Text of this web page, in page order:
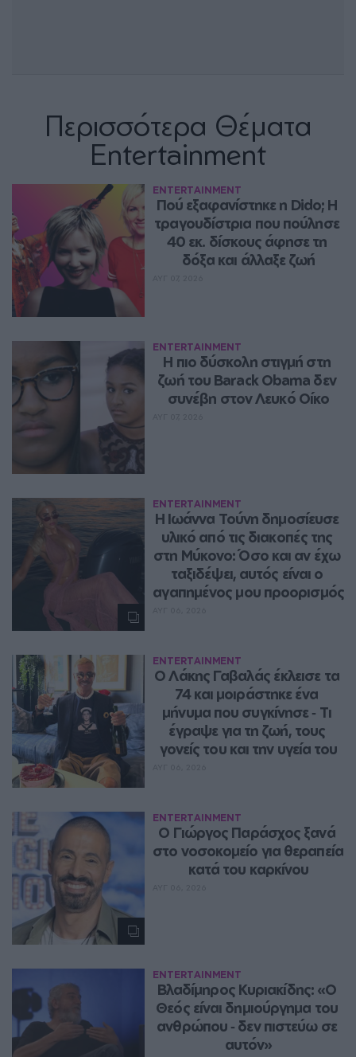
Περισσότερα Θέματα
Entertainment
ENTERTAINMENT
Πού εξαφανίστηκε η Dido; Η
τραγουδίστρια που πούλησε
40 εκ. δίσκους άφησε τη
δόξα και άλλαξε ζωή
ENTERTAINMENT
Η πιο δύσκολη στιγμή στη
ζωή του Barack Obama δεν
συνέβη στον Λευκό Οίκο
ENTERTAINMENT
Η Ιωάννα Τούνη δημοσίευσε
υλικό από τις διακοπές της
στη Μύκονο: Όσο και αν έχω
ταξιδέψει, αυτός είναι ο
αγαπημένος μου προορισμός
ENTERTAINMENT
Ο Λάκης Γαβαλάς έκλεισε τα
74 και μοιράστηκε ένα
μήνυμα που συγκίνησε ‑ Τι
έγραψε για τη ζωή, τους
γονείς του και την υγεία του
ENTERTAINMENT
O Γιώργος Παράσχος ξανά
στο νοσοκομείο για θεραπεία
κατά του καρκίνου
ENTERTAINMENT
Βλαδίμηρος Κυριακίδης: «Ο
Θεός είναι δημιούργημα του
ανθρώπου ‑ δεν πιστεύω σε
αυτόν»